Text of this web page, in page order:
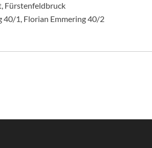
Fürstenfeldbruck
40/1, Florian Emmering 40/2